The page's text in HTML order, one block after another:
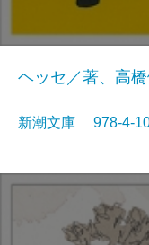
ヘッセ／著、高
新潮文庫 978-4-